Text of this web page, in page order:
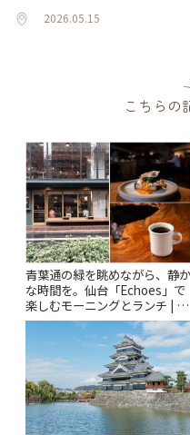
2026.05.15
こちらの
青葉通の緑を眺めながら、静か
な時間を。仙台「Echoes」で
楽しむモーニングとランチ | こ
とりっぷ